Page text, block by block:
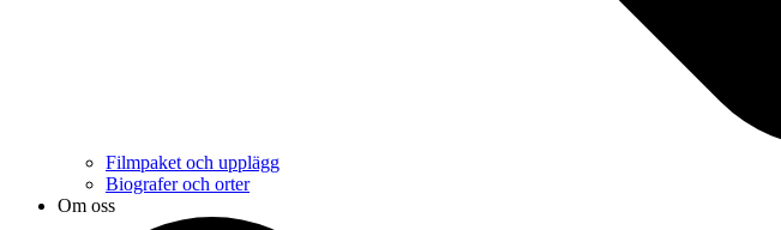
Filmpaket och upplägg
Biografer och orter
Om oss